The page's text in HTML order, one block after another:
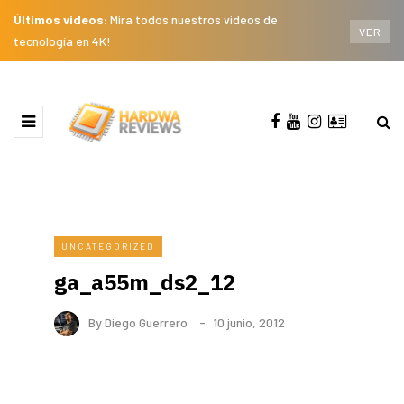
Últimos videos: Mira todos nuestros videos de
tecnología en 4K!
VER
UNCATEGORIZED
ga_a55m_ds2_12
ByDiego Guerrero 10 junio, 2012